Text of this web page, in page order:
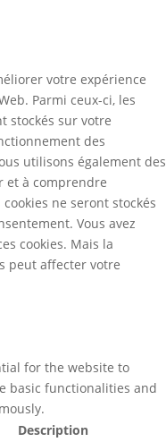
votre expérience
Parmi ceux-ci, les
stockés sur votre
des
utilisons également des
et à comprendre
ne seront stockés
Vous avez
cookies. Mais la
peut affecter votre
for the website to
basic functionalities and
Description